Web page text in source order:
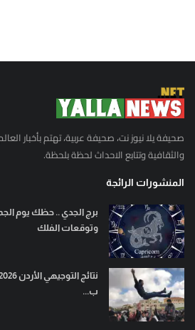
صحيفة يلا نيوز نت، صحيفة عربية، تهتم بأخبار
والثقافية وتتابع الاحداث لحظة بلحظة.
المنشورات الرائجة
وتوقعات الفلك
ب...